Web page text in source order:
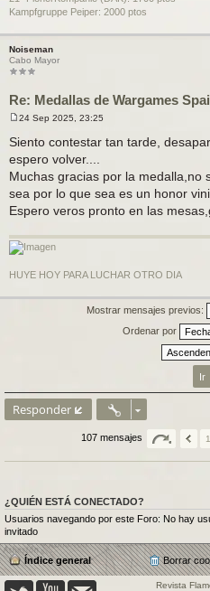
Kampfgruppe Peiper: 2000 ptos
Noiseman
Cabo Mayor
Re: Medallas de Wargames
e
n
s
a
e
24 Sep 2025, 23:25
Siento contestar tan tarde,
espero volver....
Muchas gracias por la medalla,no
sea por lo que sea es un honor
Espero veros pronto en las
HUYE HOY PARA LUCHAR OTRO DIA
Mostrar mensajes previos:
Ordenar por
Responder
107 mensajes 1
¿QUIÉN ESTÁ CONECTADO?
Usuarios navegando por este Foro: No hay
invitado
Índice general Borrar
Revista